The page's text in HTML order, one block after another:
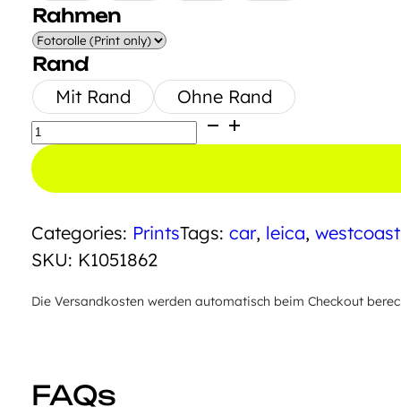
Rahmen
Rand
Mit Rand
Ohne Rand
ACAB
Menge
Categories: PrintsTags: car, leica, westcoast
SKU: K1051862
Die Versandkosten werden automatisch beim Checkout
FAQs